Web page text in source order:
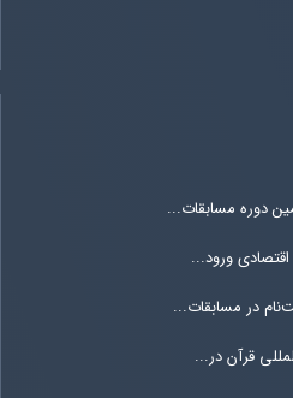
دوره مسابقات...
ورود...
قرآن در...